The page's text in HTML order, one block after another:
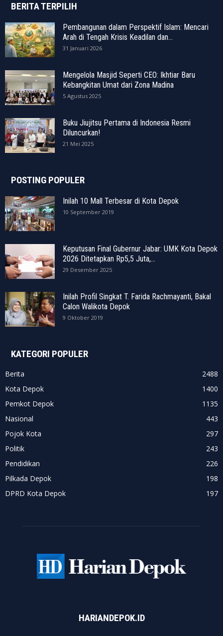
BERITA TERPILIH
Pembangunan dalam Perspektif Islam: Mencari
Arah di Tengah Krisis Keadilan dan...
31 Januari 2026
Mengelola Masjid Seperti CEO: Ikhtiar Baru
Kebangkitan Umat dari Zona Madina
5 Agustus 2025
Buku Jiujitsu Pertama di Indonesia Resmi
Diluncurkan!
21 Mei 2025
POSTING POPULER
Inilah 10 Mall Terbesar di Kota Depok
10 September 2019
Keputusan Final Gubernur Jabar: UMK Kota Depok
2026 Ditetapkan Rp5,5 Juta,...
29 Desember 2025
Inilah Profil Singkat T. Farida Rachmayanti, Bakal
Calon Walikota Depok
9 Oktober 2019
KATEGORI POPULER
Berita
2488
Kota Depok
1400
Pemkot Depok
1135
Nasional
443
Pojok Kota
297
Politik
243
Pendidikan
226
Pilkada Depok
198
DPRD Kota Depok
197
HARIANDEPOK.ID